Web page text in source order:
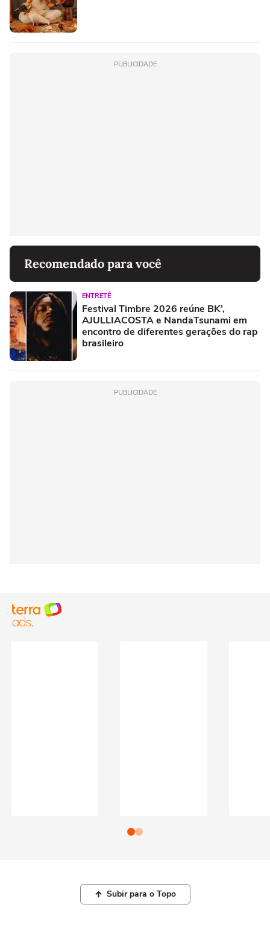
PUBLICIDADE
Recomendado para você
ENTRETÊ
Festival Timbre 2026 reúne BK’,
AJULLIACOSTA e NandaTsunami em
encontro de diferentes gerações do rap
brasileiro
PUBLICIDADE
Subir para o Topo